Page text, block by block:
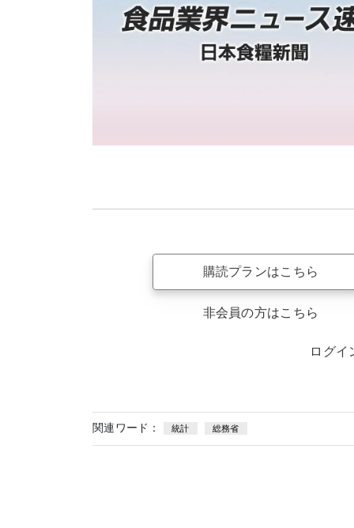
購読プランはこちら
非会員の方はこちら
ログイ
関連ワード： 統計 総務省